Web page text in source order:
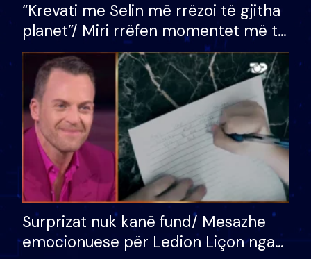
“Krevati me Selin më rrëzoi të gjitha
planet”/ Miri rrëfen momentet më të
bukura në shtëpinë e BB VIP: Do më
mungojë zilja e mëngjesit kur…
Surprizat nuk kanë fund/ Mesazhe
emocionuese për Ledion Liçon nga